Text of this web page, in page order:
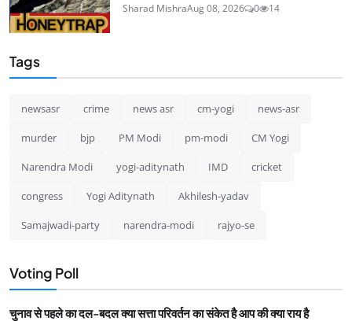
Sharad MishraAug 08, 2026 0 14
Tags
newsasr crime news asr cm-yogi news-asr
murder bjp PM Modi pm-modi CM Yogi
Narendra Modi yogi-aditynath IMD cricket
congress Yogi Aditynath Akhilesh-yadav
Samajwadi-party narendra-modi rajyo-se
Voting Poll
चुनाव से पहले का दल-बदल क्या सत्ता परिवर्तन का संकेत है आप की क्या राय है